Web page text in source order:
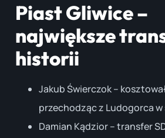
Piast Gliwice –
największe
historii
Jakub Świerczok –
przechodząc z Ludogorca w
Damian Kądzior – transfer